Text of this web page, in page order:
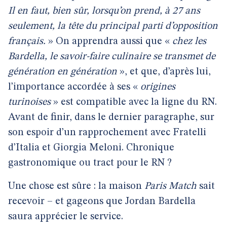
Il en faut, bien sûr, lorsqu’on prend, à 27 ans
seulement, la tête du principal parti d’opposition
français. » On apprendra aussi que « chez les
Bardella, le savoir-faire culinaire se transmet de
génération en génération », et que, d’après lui,
l’importance accordée à ses « origines
turinoises» est compatible avec la ligne du RN.
Avant de finir, dans le dernier paragraphe, sur
son espoir d’un rapprochement avec Fratelli
d’Italia et Giorgia Meloni. Chronique
gastronomique ou tract pour le RN ?
Une chose est sûre : la maison Paris Match sait
recevoir – et gageons que Jordan Bardella
saura apprécier le service.